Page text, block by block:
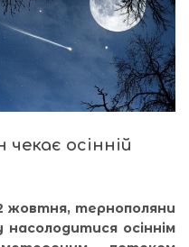
осінній
жовтня, тернополяни
осіннім